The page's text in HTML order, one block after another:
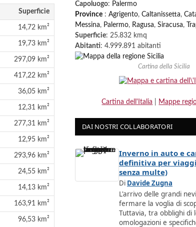
Superficie
14,72 km²
19,73 km²
297,09 km²
417,22 km²
36,05 km²
12,31 km²
277,31 km²
12,95 km²
293,96 km²
24,55 km²
14,13 km²
163,91 km²
96,53 km²
Capoluogo: Palermo
Province: Agrigento, Caltanissetta,
Messina, Palermo, Ragusa, Siracusa,
Superficie: 25.832 kmq
Abitanti: 4.999.891 abitanti
Cartina della Sicilia
Cartina dell'Italia Mappe
DAI NOSTRI COLLABORATORI
Inverno in auto e
definitiva per
senza multe)
Di Davide Zugna
L'arrivo delle grandi
fermare la voglia di
Tuttavia, tra obblighi di
omologazioni e